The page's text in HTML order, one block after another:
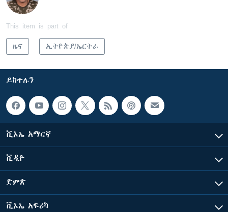
This item is part of
ዜና ኢትዮጵያ/ኤርትራ
ይከተሉን
ቪኦኤ አማርኛ
ቪዲዮ
ድምጽ
ቪኦኤ አፍሪካ